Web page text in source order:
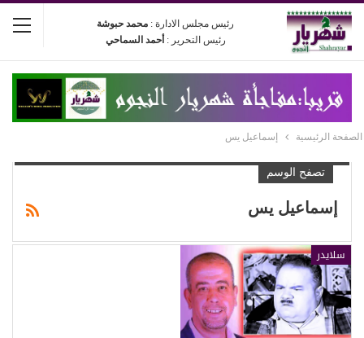
رئيس مجلس الادارة : محمد حبوشة
رئيس التحرير : أحمد السماحي
الصفحة الرئيسية إسماعيل يس
تصفح الوسم
إسماعيل يس
سلايدر